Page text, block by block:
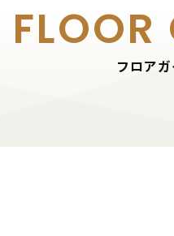
FLOOR
フロアガ